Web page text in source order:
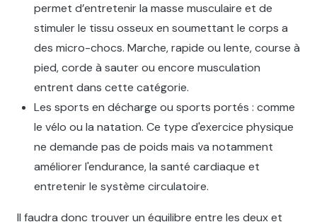
permet d’entretenir la masse musculaire et de
stimuler le tissu osseux en soumettant le corps a
des micro-chocs. Marche, rapide ou lente, course à
pied, corde à sauter ou encore musculation
entrent dans cette catégorie.
Les sports en décharge ou sports portés : comme
le vélo ou la natation. Ce type d'exercice physique
ne demande pas de poids mais va notamment
améliorer l'endurance, la santé cardiaque et
entretenir le système circulatoire.
Il faudra donc trouver un équilibre entre les deux et